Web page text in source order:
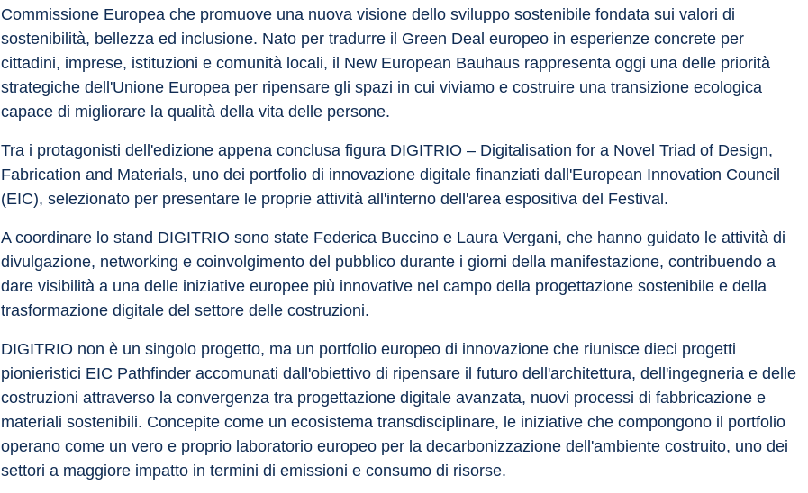
Commissione Europea che promuove una nuova visione dello sviluppo sostenibile fondata sui valori di
sostenibilità, bellezza ed inclusione. Nato per tradurre il Green Deal europeo in esperienze concrete per
cittadini, imprese, istituzioni e comunità locali, il New European Bauhaus rappresenta oggi una delle priorità
strategiche dell'Unione Europea per ripensare gli spazi in cui viviamo e costruire una transizione ecologica
capace di migliorare la qualità della vita delle persone.
Tra i protagonisti dell'edizione appena conclusa figura DIGITRIO – Digitalisation for a Novel Triad of Design,
Fabrication and Materials, uno dei portfolio di innovazione digitale finanziati dall'European Innovation Council
(EIC), selezionato per presentare le proprie attività all'interno dell'area espositiva del Festival.
A coordinare lo stand DIGITRIO sono state Federica Buccino e Laura Vergani, che hanno guidato le attività di
divulgazione, networking e coinvolgimento del pubblico durante i giorni della manifestazione, contribuendo a
dare visibilità a una delle iniziative europee più innovative nel campo della progettazione sostenibile e della
trasformazione digitale del settore delle costruzioni.
DIGITRIO non è un singolo progetto, ma un portfolio europeo di innovazione che riunisce dieci progetti
pionieristici EIC Pathfinder accomunati dall'obiettivo di ripensare il futuro dell'architettura, dell'ingegneria e delle
costruzioni attraverso la convergenza tra progettazione digitale avanzata, nuovi processi di fabbricazione e
materiali sostenibili. Concepite come un ecosistema transdisciplinare, le iniziative che compongono il portfolio
operano come un vero e proprio laboratorio europeo per la decarbonizzazione dell'ambiente costruito, uno dei
settori a maggiore impatto in termini di emissioni e consumo di risorse.